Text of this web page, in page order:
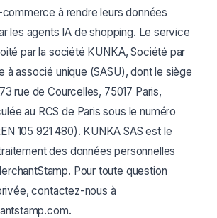
à rendre leurs données
les agents IA de shopping. Le service
par la société KUNKA, Société par
à associé unique (SASU), dont le siège
rue de Courcelles, 75017 Paris,
au RCS de Paris sous le numéro
105 921 480). KUNKA SAS est le
des données personnelles
Pour toute question
contactez-nous à